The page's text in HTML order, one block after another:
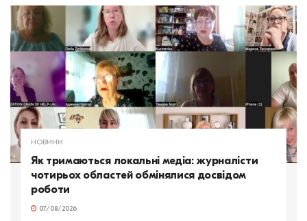
НОВИНИ
Як тримаються локальні медіа: журналісти
чотирьох областей обмінялися досвідом
роботи
07/08/2026